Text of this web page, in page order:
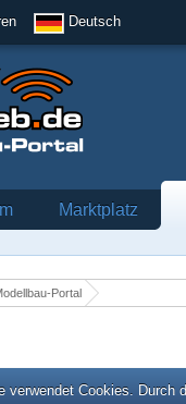
Deutsch
Marktplatz
Portal
verwendet Cookies. Durch